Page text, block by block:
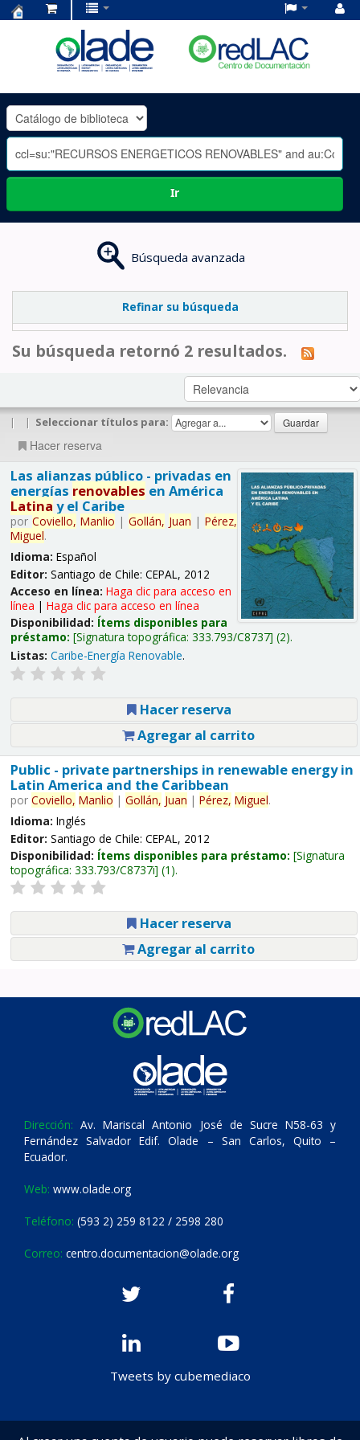
OLADE
-
Ir
Búsqueda avanzada
Refinar su búsqueda
Su búsqueda retornó 2 resultados.
| | Seleccionar títulos para:
Hacer reserva
Las alianzas público - privadas en
energías renovables en América
Latina y el Caribe
por Coviello, Manlio | Gollán, Juan | Pérez,
Miguel.
Idioma: Español
Editor: Santiago de Chile: CEPAL, 2012
Acceso en línea: Haga clic para acceso en
línea | Haga clic para acceso en línea
Disponibilidad: Ítems disponibles para
préstamo: Signatura topográfica: 333.793/C8737 (2).
Listas: Caribe-Energía Renovable.
Hacer reserva
Agregar al carrito
Public - private partnerships in renewable energy in
Latin America and the Caribbean
por Coviello, Manlio | Gollán, Juan | Pérez, Miguel.
Idioma: Inglés
Editor: Santiago de Chile: CEPAL, 2012
Disponibilidad: Ítems disponibles para préstamo: Signatura
topográfica: 333.793/C8737i (1).
Hacer reserva
Agregar al carrito
Dirección: Av. Mariscal Antonio José de Sucre N58-63 y
Fernández Salvador Edif. Olade – San Carlos, Quito –
Ecuador.
Web: www.olade.org
Teléfono: (593 2) 259 8122 / 2598 280
Correo: centro.documentacion@olade.org
Tweets by cubemediaco